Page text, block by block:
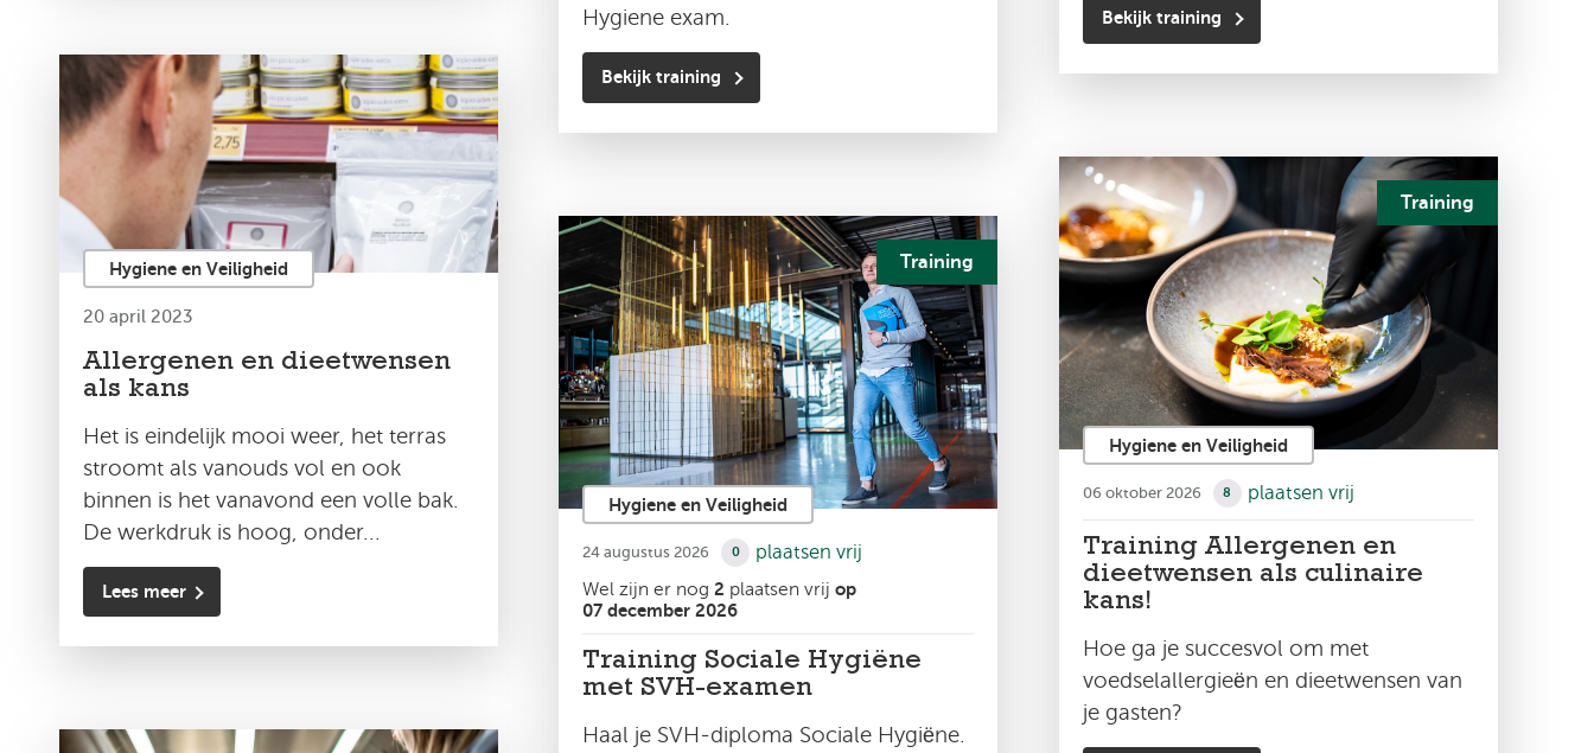
Hygiene exam.
Bekijk training
Bekijk training
Hygiene en Veiligheid
20 april 2023
Allergenen en dieetwensen
als kans
Het is eindelijk mooi weer, het terras
stroomt als vanouds vol en ook
binnen is het vanavond een volle bak.
De werkdruk is hoog, onder...
Lees meer
Training
Hygiene en Veiligheid
06 oktober 2026 8 plaatsen vrij
Training Allergenen en
dieetwensen als culinaire
kans!
Hoe ga je succesvol om met
voedselallergieën en dieetwensen van
je gasten?
Training
Hygiene en Veiligheid
24 augustus 2026 0 plaatsen vrij
Wel zijn er nog2 plaatsen vrijop
07 december 2026
Training Sociale Hygiëne
met SVH-examen
Haal je SVH-diploma Sociale Hygiëne.